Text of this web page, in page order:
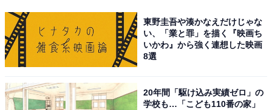
東野圭吾や湊かなえだけじゃな
い、「業と罪」を描く『映画ち
いかわ』から強く連想した映画
8選
20年間「駆け込み実績ゼロ」の
学校も…「こども110番の家」